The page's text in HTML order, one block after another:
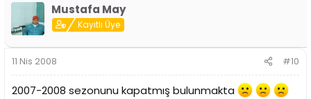
Mustafa May
Kayıtlı Üye
11 Nis 2008 #10
2007-2008 sezonunu kapatmış bulunmakta